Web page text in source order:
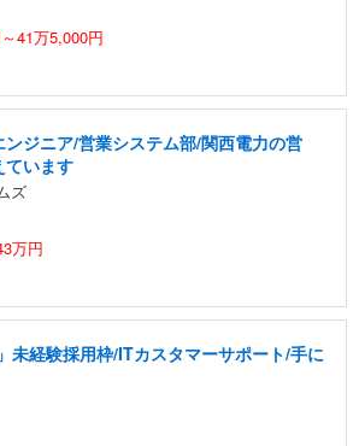
41万5,000円
ンジニア/営業システム部/関西電力の営
ています
ズ
万円
未経験採用枠/ITカスタマーサポート/手に